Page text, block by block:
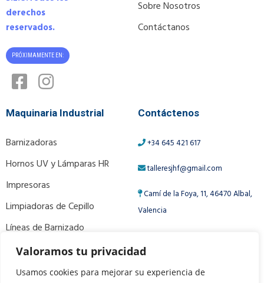
Valoramos tu privacidad
Usamos cookies para mejorar su experiencia de
derechos
reservados.
PRÓXIMAMENTE EN:
Sobre Nosotros
Contáctanos
Maquinaria Industrial
Barnizadoras
Hornos UV y Lámparas HR
Impresoras
Limpiadoras de Cepillo
Líneas de Barnizado
Ver Más Productos
Contáctenos
+34 645 421 617
talleresjhf@gmail.com
Camí de la Foya, 11, 46470 Albal,
Valencia